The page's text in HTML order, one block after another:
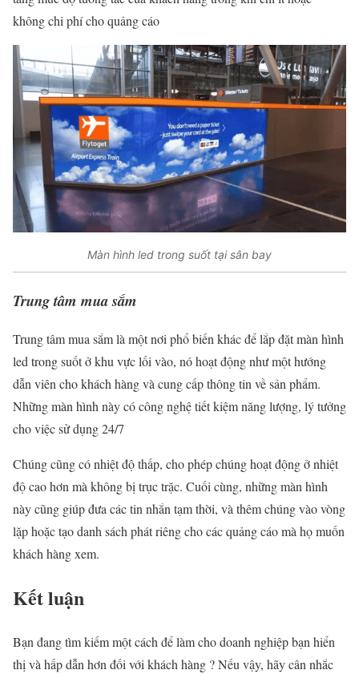
không chi phí cho quảng cáo
Màn hình led trong suốt tại sân bay
Trung tâm mua sắm
Trung tâm mua sắm là một nơi phổ biến khác để lắp đặt màn hình
led trong suốt ở khu vực lối vào, nó hoạt động như một hướng
dẫn viên cho khách hàng và cung cấp thông tin về sản phẩm.
Những màn hình này có công nghệ tiết kiệm năng lượng, lý tưởng
cho việc sử dụng 24/7
Chúng cũng có nhiệt độ thấp, cho phép chúng hoạt động ở nhiệt
độ cao hơn mà không bị trục trặc. Cuối cùng, những màn hình
này cũng giúp đưa các tin nhắn tạm thời, và thêm chúng vào vòng
lặp hoặc tạo danh sách phát riêng cho các quảng cáo mà họ muốn
khách hàng xem.
Kết luận
Bạn đang tìm kiếm một cách để làm cho doanh nghiệp bạn hiển
thị và hấp dẫn hơn đối với khách hàng ? Nếu vậy, hãy cân nhắc